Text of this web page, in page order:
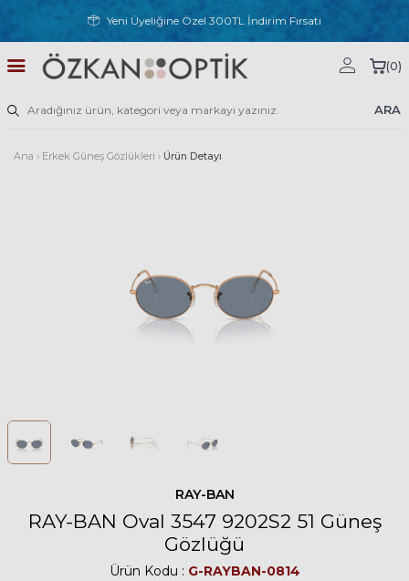
Yeni Üyeliğine Özel 300TL İndirim Fırsatı
ARA
(0)
Ana › Erkek Güneş Gözlükleri › Ürün Detayı
RAY-BAN
RAY-BAN Oval 3547 9202S2 51 Güneş
Gözlüğü
Ürün Kodu : G-RAYBAN-0814